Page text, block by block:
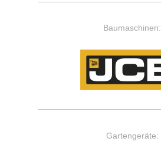
Baumaschinen:
Gartengeräte: